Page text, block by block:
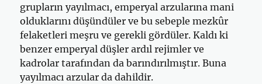
grupların yayılmacı, emperyal arzularına mani
olduklarını düşündüler ve bu sebeple mezkûr
felaketleri meşru ve gerekli gördüler. Kaldı ki
benzer emperyal düşler ardıl rejimler ve
kadrolar tarafından da barındırılmıştır. Buna
yayılmacı arzular da dahildir.